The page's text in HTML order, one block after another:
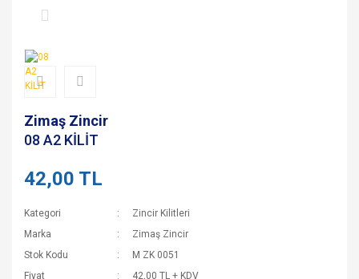
Zimaş Zincir
08 A2 KİLİT
42,00 TL
Kategori
Zincir Kilitleri
Marka
Zimaş Zincir
Stok Kodu
M ZK 0051
Fiyat
42,00 TL + KDV